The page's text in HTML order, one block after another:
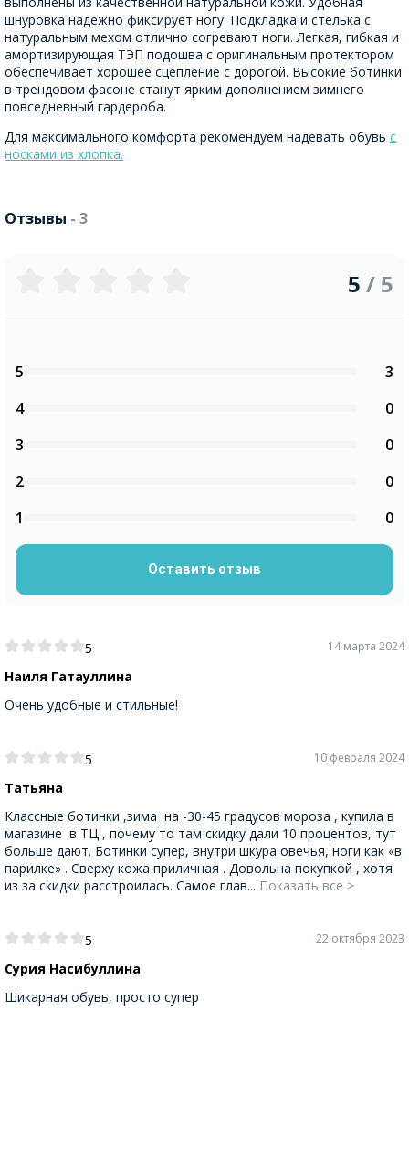
шнуровка надежно фиксирует ногу. Подкладка и стелька с
натуральным мехом отлично согревают ноги. Легкая, гибкая и
амортизирующая ТЭП подошва с оригинальным протектором
обеспечивает хорошее сцепление с дорогой. Высокие ботинки
в трендовом фасоне станут ярким дополнением зимнего
повседневный гардероба.
Для максимального комфорта рекомендуем надевать обувь с
носками из хлопка.
Отзывы - 3
5
Наиля Гатауллина
14 марта 2024
Очень удобные и стильные!
5
Татьяна
10 февраля 2024
Классные ботинки ,зима на -30-45 градусов мороза , купила в
магазине в ТЦ , почему то там скидку дали 10 процентов, тут
больше дают. Ботинки супер, внутри шкура овечья, ноги как «в
парилке» . Сверху кожа приличная . Довольна покупкой , хотя
из за скидки расстроилась. Самое глав... Показать все >
5
Сурия Насибуллина
22 октября 2023
Шикарная обувь, просто супер
5 / 5
5
3
4
0
3
0
2
0
1
0
Оставить отзыв